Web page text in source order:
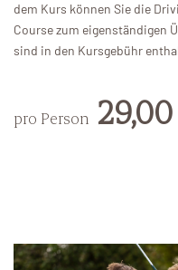
dem Kurs können Sie die
Course zum eigenständigen
sind in den Kursgebühr
pro Person